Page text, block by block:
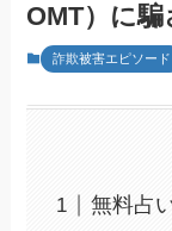
OMT）に
詐欺被害エピソード
無料占